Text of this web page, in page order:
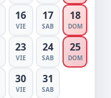
16
VIE
17
SAB
18
DOM
23
VIE
24
SAB
25
DOM
30
VIE
31
SAB